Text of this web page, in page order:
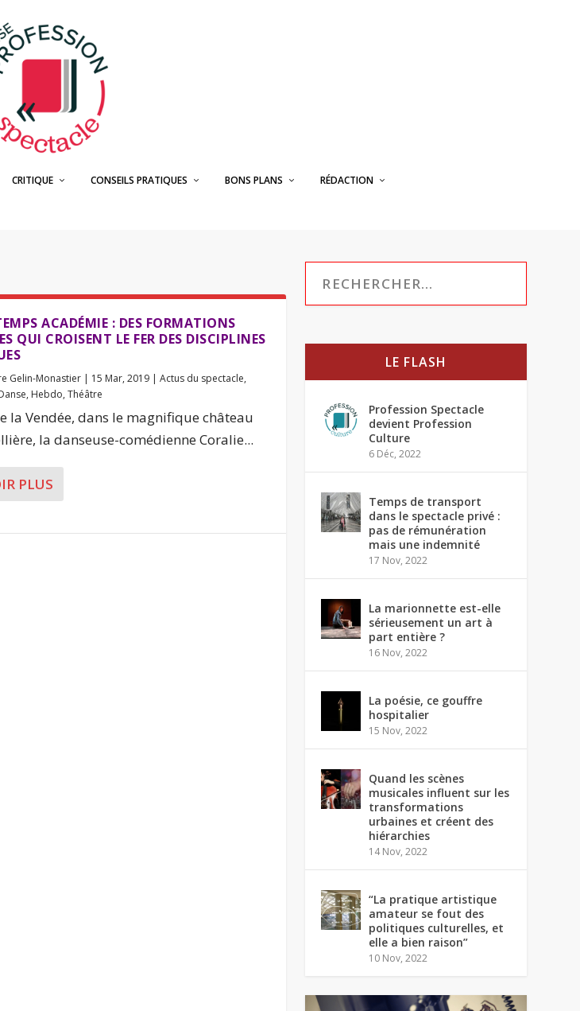
CRITIQUE CONSEILS PRATIQUES BONS PLANS RÉDACTION
ACADÉMIE : DES FORMATIONS
QUI CROISENT LE FER DES DISCIPLINES
Gelin-Monastier| 15 Mar, 2019| Actus du spectacle,
, Hebdo, Théâtre
la Vendée, dans le magnifique château
la danseuse-comédienne Coralie...
PLUS
LE FLASH
Profession Spectacle
devient Profession
Culture
6 Déc, 2022
Temps de transport
dans le spectacle privé :
pas de rémunération
mais une indemnité
17 Nov, 2022
La marionnette est-elle
sérieusement un art à
part entière ?
16 Nov, 2022
La poésie, ce gouffre
hospitalier
15 Nov, 2022
Quand les scènes
musicales influent sur les
transformations
urbaines et créent des
hiérarchies
14 Nov, 2022
“La pratique artistique
amateur se fout des
politiques culturelles, et
elle a bien raison”
10 Nov, 2022